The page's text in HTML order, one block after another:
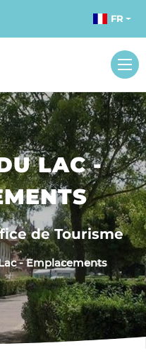
FR
LAC -
de Tourisme
- Emplacements